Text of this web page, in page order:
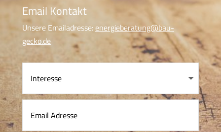
Email Kontakt
Unsere Emailadresse:energieberatung@bau-
gecko.de